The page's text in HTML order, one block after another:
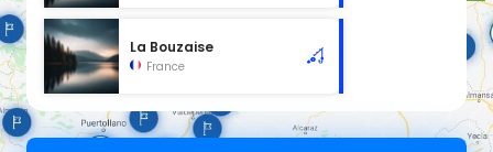
La Bouzaise
France